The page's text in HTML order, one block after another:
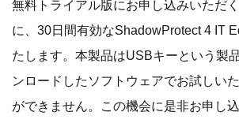
無料トライアル版にお申し込みいただ
に、30日間有効なShadowProtect 4 IT
たします。本製品はUSBキーという製
ンロードしたソフトウェアでお試しい
ができません。この機会に是非お申し